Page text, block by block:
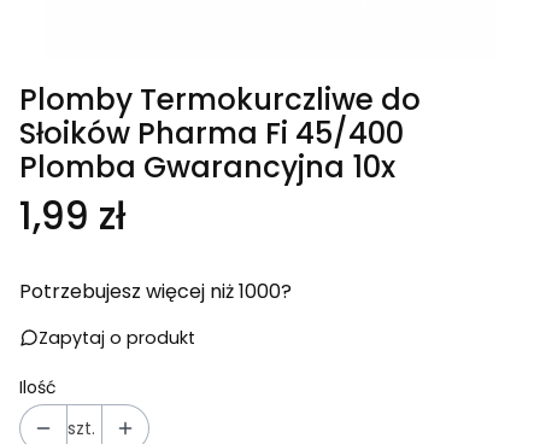
Plomby Termokurczliwe do
Słoików Pharma Fi 45/400
Plomba Gwarancyjna 10x
Cena
1,99 zł
Potrzebujesz więcej niż 1000?
Zapytaj o produkt
Ilość
szt.